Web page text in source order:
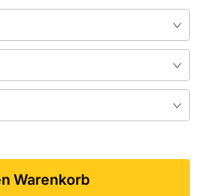
Warenkorb